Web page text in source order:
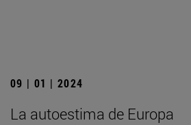
09 | 01 | 2024
La autoestima de Europa